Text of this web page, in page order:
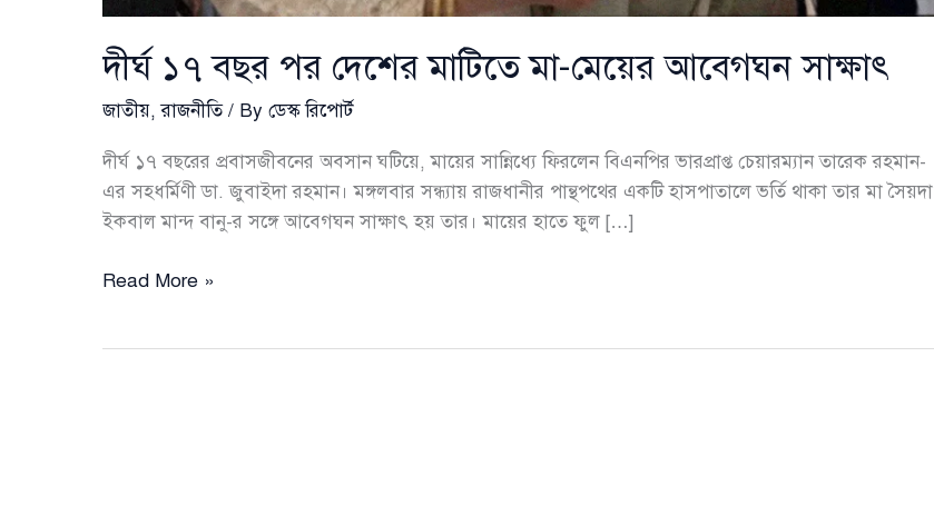
দীর্ঘ ১৭ বছর পর দেশের মাটিতে মা-মেয়ের আবেগঘন সাক্ষাৎ
জাতীয়,রাজনীতি/ By ডেস্ক রিপোর্ট
দীর্ঘ ১৭ বছরের প্রবাসজীবনের অবসান ঘটিয়ে, মায়ের সান্নিধ্যে ফিরলেন বিএনপির ভারপ্রাপ্ত চেয়ারম্যান তারেক রহমান-
এর সহধর্মিণী ডা. জুবাইদা রহমান। মঙ্গলবার সন্ধ্যায় রাজধানীর পান্থপথের একটি হাসপাতালে ভর্তি থাকা তার মা সৈয়দা
ইকবাল মান্দ বানু-র সঙ্গে আবেগঘন সাক্ষাৎ হয় তার। মায়ের হাতে ফুল […]
দীর্ঘ
Read More »